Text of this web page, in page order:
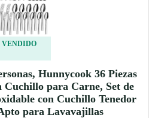
VENDIDO
Hunnycook 36 Piezas
Cuchillo para Carne, Set de
con Cuchillo Tenedor
para Lavavajillas